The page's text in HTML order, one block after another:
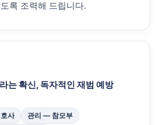
록 조력해 드립니다.
는 확신, 독자적인 재범 예방
사
관리 — 참모부